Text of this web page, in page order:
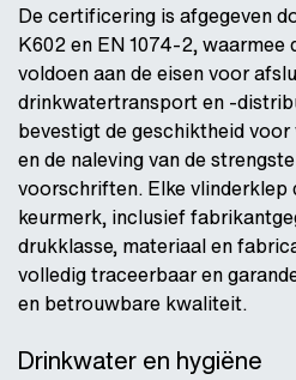
De certificering is afgegeven
K602 en EN 1074-2, waarmee
voldoen aan de eisen voor
drinkwatertransport en -
bevestigt de geschiktheid
en de naleving van de
voorschriften. Elke
keurmerk, inclusief
drukklasse, materiaal en
volledig traceerbaar en
en betrouwbare kwaliteit.
Drinkwater en hygiëne